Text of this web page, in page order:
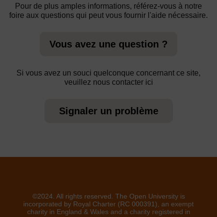
Pour de plus amples informations, référez-vous à notre
foire aux questions qui peut vous fournir l'aide nécessaire.
Vous avez une question ?
Si vous avez un souci quelconque concernant ce site,
veuillez nous contacter ici
Signaler un problème
©2024. All rights reserved. The Open University is
incorporated by Royal Charter (RC 000391), an exempt
charity in England & Wales and a charity registered in